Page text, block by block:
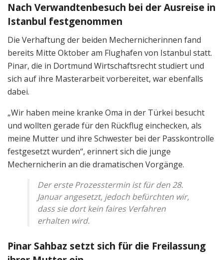
Nach Verwandtenbesuch bei der Ausreise in
Istanbul festgenommen
Die Verhaftung der beiden Mechernicherinnen fand
bereits Mitte Oktober am Flughafen von Istanbul statt.
Pinar, die in Dortmund Wirtschaftsrecht studiert und
sich auf ihre Masterarbeit vorbereitet, war ebenfalls
dabei.
„Wir haben meine kranke Oma in der Türkei besucht
und wollten gerade für den Rückflug einchecken, als
meine Mutter und ihre Schwester bei der Passkontrolle
festgesetzt wurden“, erinnert sich die junge
Mechernicherin an die dramatischen Vorgänge.
Der erste Prozesstermin ist für den 28.
Januar angesetzt, jedoch befürchten wir,
dass sie dort kein faires Verfahren
erhalten wird.
Pinar Sahbaz setzt sich für die Freilassung